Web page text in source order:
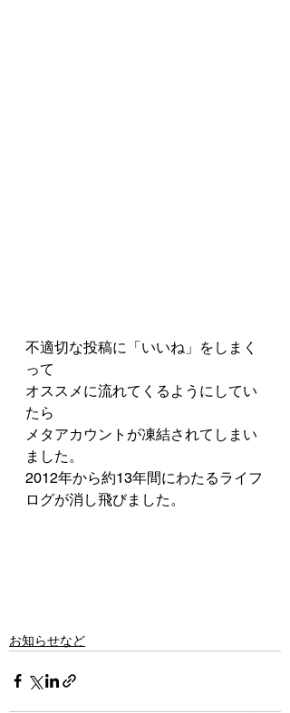
不適切な投稿に「いいね」をしまく
って
オススメに流れてくるようにしてい
たら
メタアカウントが凍結されてしまい
ました。
2012年から約13年間にわたるライフ
ログが消し飛びました。
お知らせなど